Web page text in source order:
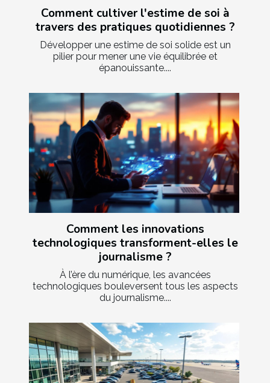
Comment cultiver l'estime de soi à
travers des pratiques quotidiennes ?
Développer une estime de soi solide est un
pilier pour mener une vie équilibrée et
épanouissante....
Comment les innovations
technologiques transforment-elles le
journalisme ?
À l’ère du numérique, les avancées
technologiques bouleversent tous les aspects
du journalisme....